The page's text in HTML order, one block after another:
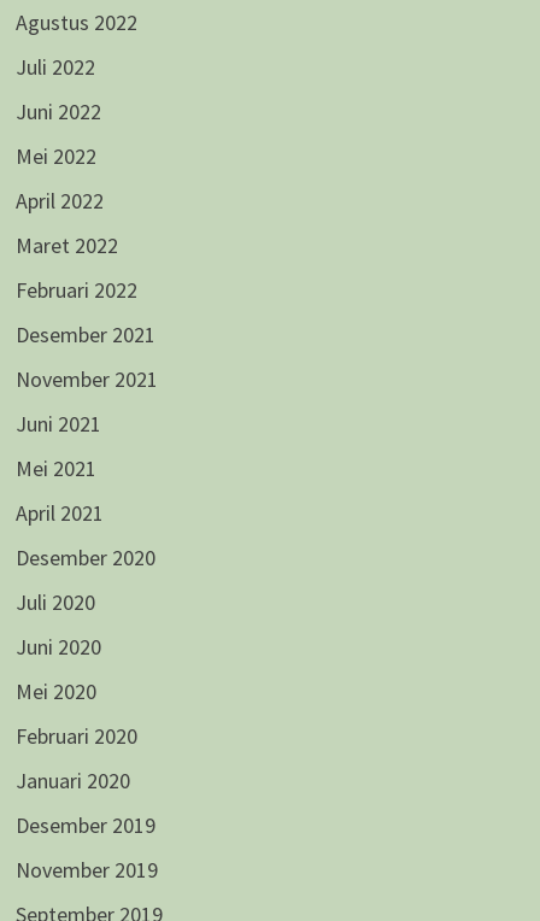
Agustus 2022
Juli 2022
Juni 2022
Mei 2022
April 2022
Maret 2022
Februari 2022
Desember 2021
November 2021
Juni 2021
Mei 2021
April 2021
Desember 2020
Juli 2020
Juni 2020
Mei 2020
Februari 2020
Januari 2020
Desember 2019
November 2019
September 2019